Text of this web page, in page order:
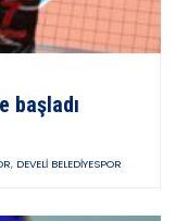
başladı
, DEVELI BELEDIYESPOR